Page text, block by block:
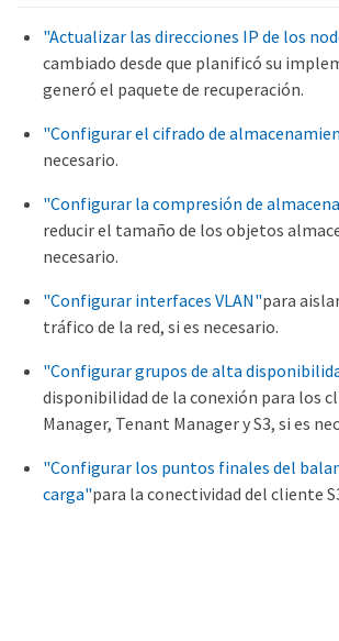
"Actualizar las direcciones IP de los
cambiado desde que planificó su
generó el paquete de recuperación.
"Configurar el cifrado de
necesario.
"Configurar la compresión de
reducir el tamaño de los objetos
necesario.
"Configurar interfaces VLAN"para
tráfico de la red, si es necesario.
"Configurar grupos de alta
disponibilidad de la conexión para los
Manager, Tenant Manager y S3, si es
"Configurar los puntos finales del
carga"para la conectividad del cliente